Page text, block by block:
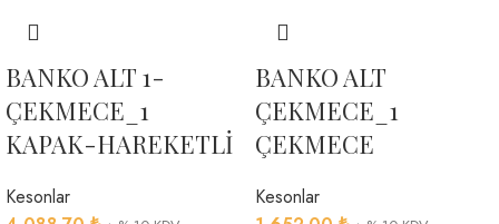
BANKO ALT 1-
ÇEKMECE_1
KAPAK-HAREKETLİ
Kesonlar
BANKO ALT
ÇEKMECE_1
ÇEKMECE
Kesonlar